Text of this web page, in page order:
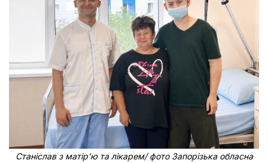
Станіслав з матірʼю та лікарем/ фото Запорізька обласна